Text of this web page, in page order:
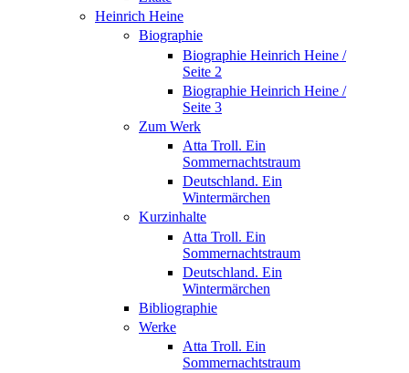
Heinrich Heine
Biographie
Biographie Heinrich Heine /
Seite 2
Biographie Heinrich Heine /
Seite 3
Zum Werk
Atta Troll. Ein
Sommernachtstraum
Deutschland. Ein
Wintermärchen
Kurzinhalte
Atta Troll. Ein
Sommernachtstraum
Deutschland. Ein
Wintermärchen
Bibliographie
Werke
Atta Troll. Ein
Sommernachtstraum